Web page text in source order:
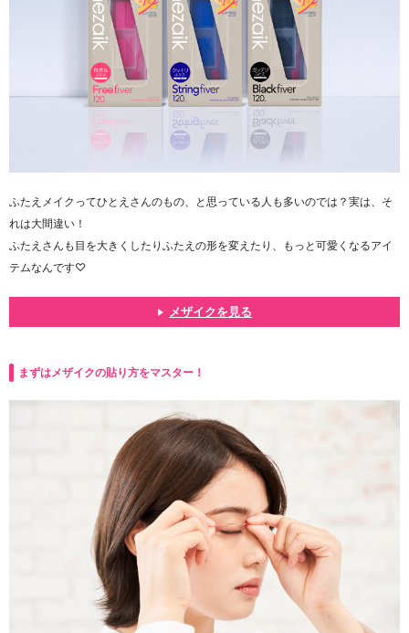
ふたえメイクってひとえさんのもの、と思っている人も多いのでは？実は、そ
れは大間違い！
ふたえさんも目を大きくしたりふたえの形を変えたり、もっと可愛くなるアイ
テムなんです♡
メザイクを見る
まずはメザイクの貼り方をマスター！